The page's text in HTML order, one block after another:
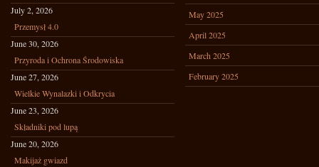
July 2, 2026
Przemysł 4.0
June 30, 2026
Przyroda i Ochrona Środowiska
June 27, 2026
Wielkie Wynalazki i Odkrycia
June 23, 2026
Składniki pod lupą
June 20, 2026
Makijaż gwiazd
May 2025
April 2025
March 2025
February 2025